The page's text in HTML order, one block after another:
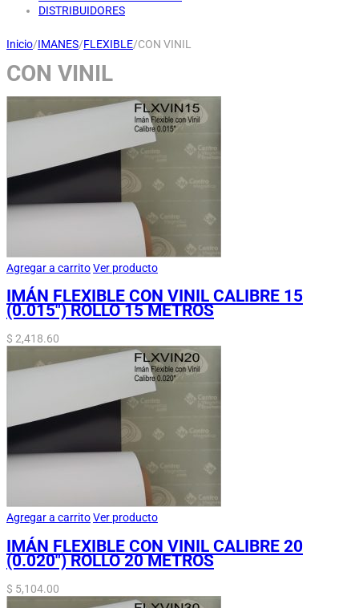
DISTRIBUIDORES
Inicio/IMANES/FLEXIBLE/CON VINIL
CON VINIL
Agregar a carritoVer producto
IMÁN FLEXIBLE CON VINIL CALIBRE 15
(0.015″) ROLLO 15 METROS
$ 2,418.60
Agregar a carritoVer producto
IMÁN FLEXIBLE CON VINIL CALIBRE 20
(0.020″) ROLLO 20 METROS
$ 5,104.00